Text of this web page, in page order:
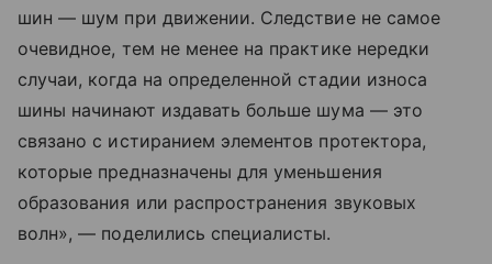
шин — шум при движении. Следствие не самое
очевидное, тем не менее на практике нередки
случаи, когда на определенной стадии износа
шины начинают издавать больше шума — это
связано с истиранием элементов протектора,
которые предназначены для уменьшения
образования или распространения звуковых
волн», — поделились специалисты.